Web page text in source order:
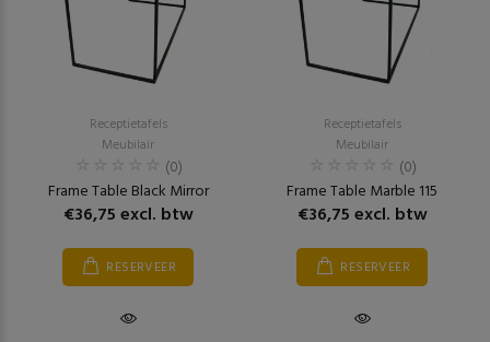
Receptietafels
Meubilair
(0)
Frame Table Black Mirror
€36,75 excl. btw
RESERVEER
Receptietafels
Meubilair
(0)
Frame Table Marble 115
€36,75 excl. btw
RESERVEER